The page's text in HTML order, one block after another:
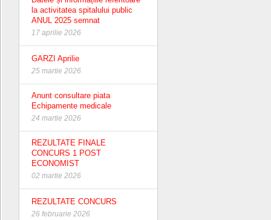
la activitatea spitalului public
ANUL 2025 semnat
17 aprilie 2026
GARZI Aprilie
25 martie 2026
Anunt consultare piata
Echipamente medicale
24 martie 2026
REZULTATE FINALE
CONCURS 1 POST
ECONOMIST
02 martie 2026
REZULTATE CONCURS
26 februarie 2026